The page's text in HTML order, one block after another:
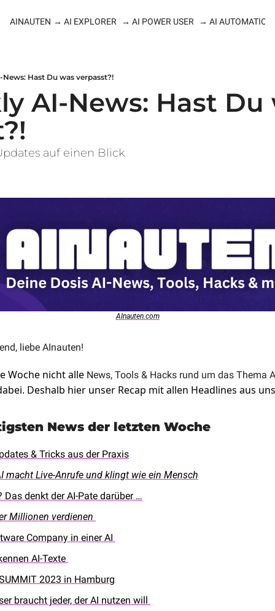
AINAUTEN → AI EXPLORER → AI POWER USER → AI AUTOMATION
News: Hast Du was verpasst?!
AI-News: Hast Du
auf einen Blick
AInauten.com
liebe AInauten!
Woche nicht alle News, Tools & Hacks rund um das Thema
Deshalb hier unser Recap mit allen Headlines aus
News der letzten Woche
& Tricks aus der Praxis
macht Live-Anrufe und klingt wie ein Mensch
Das denkt der AI-Pate darüber …
Millionen verdienen
Company in einer AI
AI-Texte
2023 in Hamburg
braucht jeder, der AI nutzen will